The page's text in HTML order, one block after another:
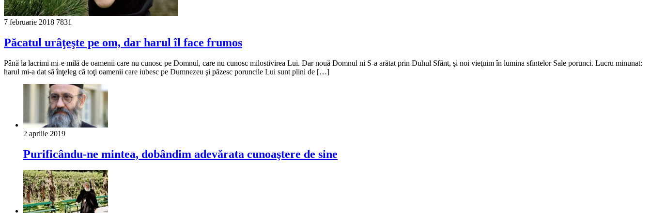
7 februarie 2018 7831
Păcatul urâţeşte pe om, dar harul îl face frumos
Până la lacrimi mi-e milă de oamenii care nu cunosc pe Domnul, care nu cunosc milostivirea Lui. Dar nouă Domnul ni S-a arătat prin Duhul Sfânt, şi noi vieţuim în lumina sfintelor Sale porunci. Lucru minunat:
harul mi-a dat să înţeleg că toţi oamenii care iubesc pe Dumnezeu şi păzesc poruncile Lui sunt plini de […]
2 aprilie 2019
Purificându-ne mintea, dobândim adevărata cunoaştere de sine